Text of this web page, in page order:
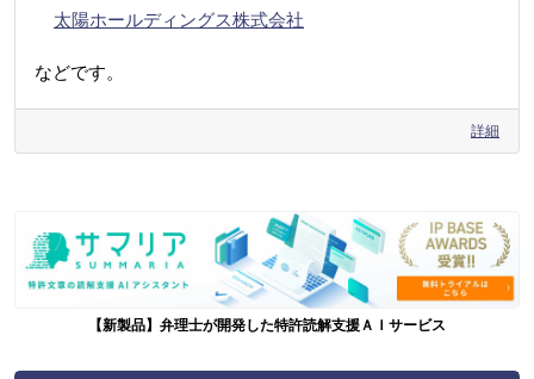
太陽ホールディングス株式会社
などです。
詳細
【新製品】弁理士が開発した特許読解支援ＡＩサービス